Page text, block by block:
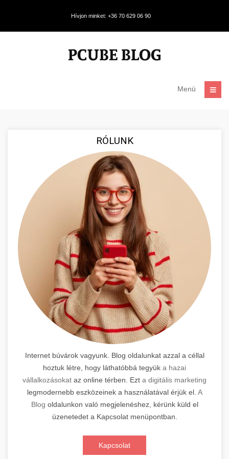
Hívjon minket: +36 70 629 06 90
Menü
RÓLUNK
Internet búvárok vagyunk. Blog oldalunkat azzal a céllal
hoztuk létre, hogy láthatóbbá tegyük a hazai
vállalkozásokat az online térben. Ezt a digitális marketing
legmodernebb eszközeinek a használatával érjük el. A
Blog oldalunkon való megjelenéshez, kérünk küld el
üzenetedet a Kapcsolat menüpontban.
Kapcsolat